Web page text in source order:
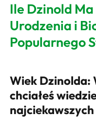
Ile Dzinold
Urodzenia i
Popularnego
Wiek Dzinolda:
chciałeś